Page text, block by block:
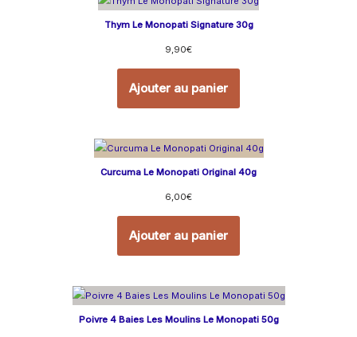
Thym Le Monopati Signature 30g
9,90€
Ajouter au panier
Curcuma Le Monopati Original 40g
6,00€
Ajouter au panier
Poivre 4 Baies Les Moulins Le Monopati 50g